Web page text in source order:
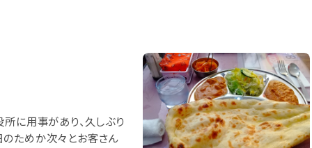
に用事があり、久しぶり
ためか次々とお客さん